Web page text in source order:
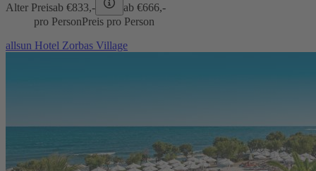
Alter Preisab €833,- ab €666,-
pro PersonPreis pro Person
allsun Hotel Zorbas Village